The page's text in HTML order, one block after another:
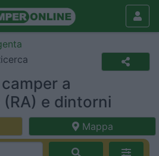
a
e dintorni
Mappa